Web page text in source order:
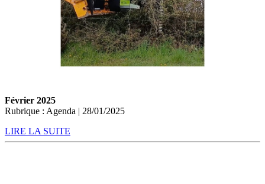
Février 2025
Rubrique : Agenda | 28/01/2025
LIRE LA SUITE